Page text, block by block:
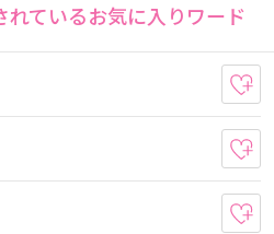
れているお気に入りワード